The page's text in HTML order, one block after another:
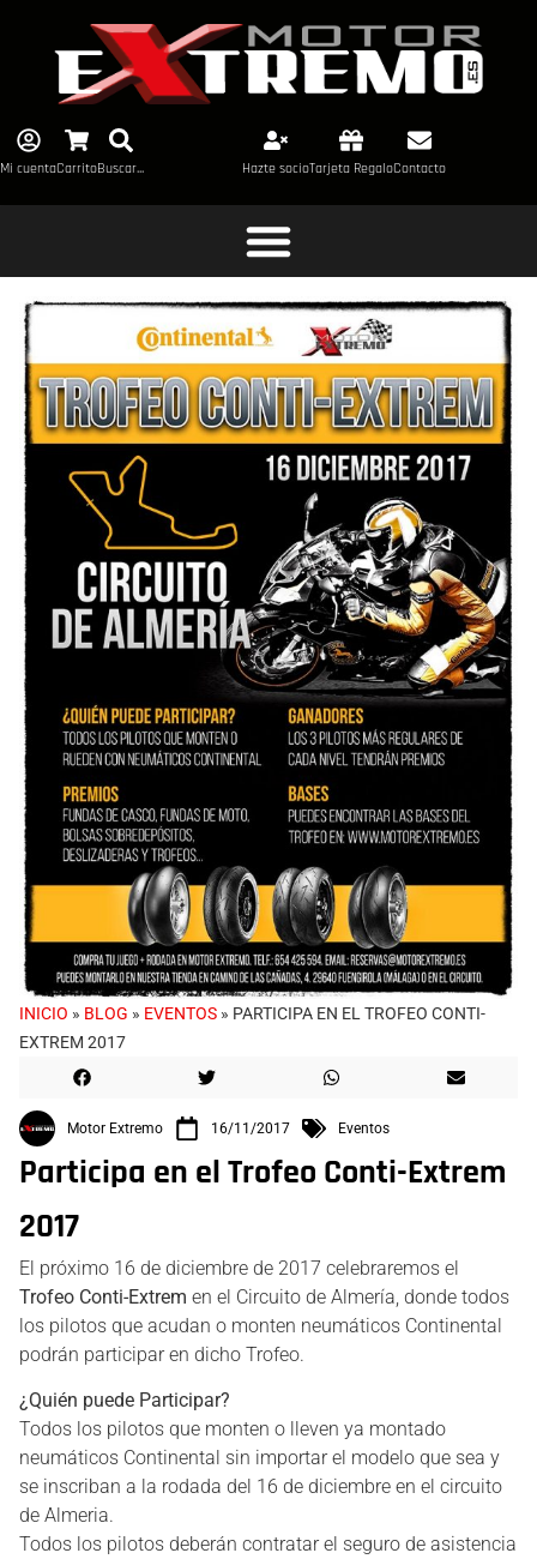
Mi cuentaCarritoBuscar... Hazte socioTarjeta RegaloContacto
INICIO » BLOG » EVENTOS » PARTICIPA EN EL TROFEO CONTI-
EXTREM 2017
Motor Extremo 16/11/2017 Eventos
Participa en el Trofeo Conti-Extrem
2017
El próximo 16 de diciembre de 2017 celebraremos el
Trofeo Conti-Extrem en el Circuito de Almería, donde todos
los pilotos que acudan o monten neumáticos Continental
podrán participar en dicho Trofeo.
¿Quién puede Participar?
Todos los pilotos que monten o lleven ya montado
neumáticos Continental sin importar el modelo que sea y
se inscriban a la rodada del 16 de diciembre en el circuito
de Almeria.
Todos los pilotos deberán contratar el seguro de asistencia